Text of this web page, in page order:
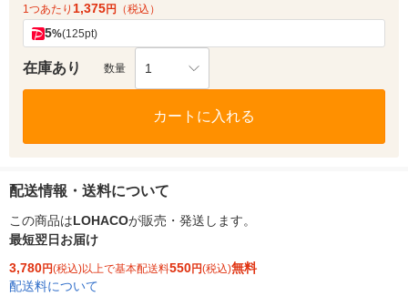
1つあたり 1,375円 （税込）
5%(125pt)
在庫あり 数量 1
カートに入れる
配送情報・送料について
この商品はLOHACOが販売・発送します。
最短翌日お届け
3,780円(税込)以上で基本配送料550円(税込)無料
配送料について